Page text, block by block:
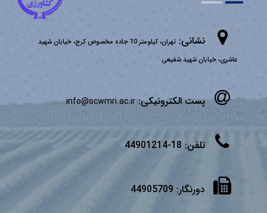
نشانی:
تهران، کیلومتر 10 جاده مخصوص کرج، خیابان شهید
عاشری، خیابان شهید شفیعی
پست الکترونیکی:info@scwmri.ac.ir
تلفن: 18-44901214
دورنگار: 44905709